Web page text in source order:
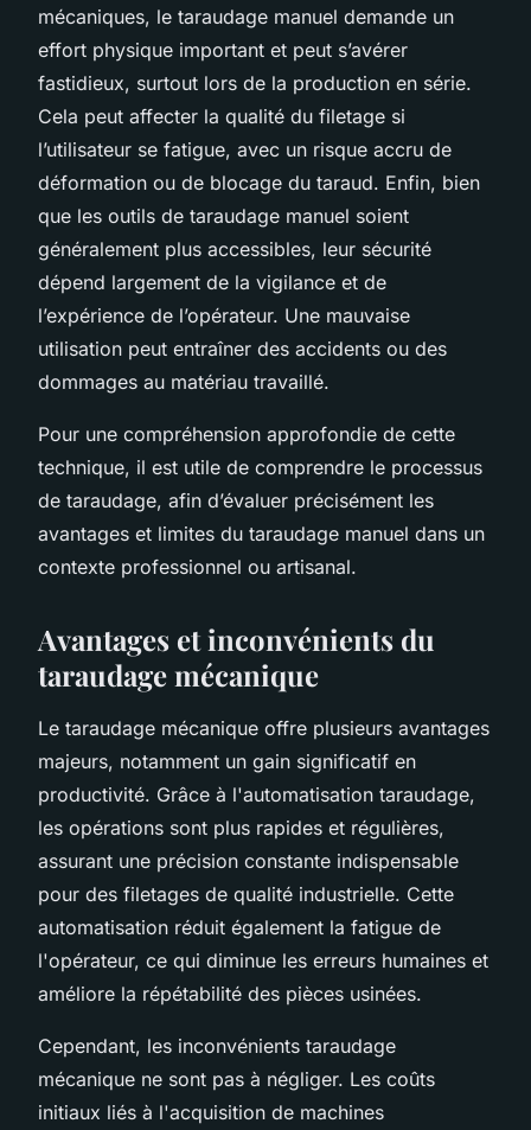
mécaniques, le taraudage manuel demande un
effort physique important et peut s’avérer
fastidieux, surtout lors de la production en série.
Cela peut affecter la qualité du filetage si
l’utilisateur se fatigue, avec un risque accru de
déformation ou de blocage du taraud. Enfin, bien
que les outils de taraudage manuel soient
généralement plus accessibles, leur sécurité
dépend largement de la vigilance et de
l’expérience de l’opérateur. Une mauvaise
utilisation peut entraîner des accidents ou des
dommages au matériau travaillé.
Pour une compréhension approfondie de cette
technique, il est utile de comprendre le processus
de taraudage, afin d’évaluer précisément les
avantages et limites du taraudage manuel dans un
contexte professionnel ou artisanal.
Avantages et inconvénients du
taraudage mécanique
Le taraudage mécanique offre plusieurs avantages
majeurs, notamment un gain significatif en
productivité. Grâce à l'automatisation taraudage,
les opérations sont plus rapides et régulières,
assurant une précision constante indispensable
pour des filetages de qualité industrielle. Cette
automatisation réduit également la fatigue de
l'opérateur, ce qui diminue les erreurs humaines et
améliore la répétabilité des pièces usinées.
Cependant, les inconvénients taraudage
mécanique ne sont pas à négliger. Les coûts
initiaux liés à l'acquisition de machines